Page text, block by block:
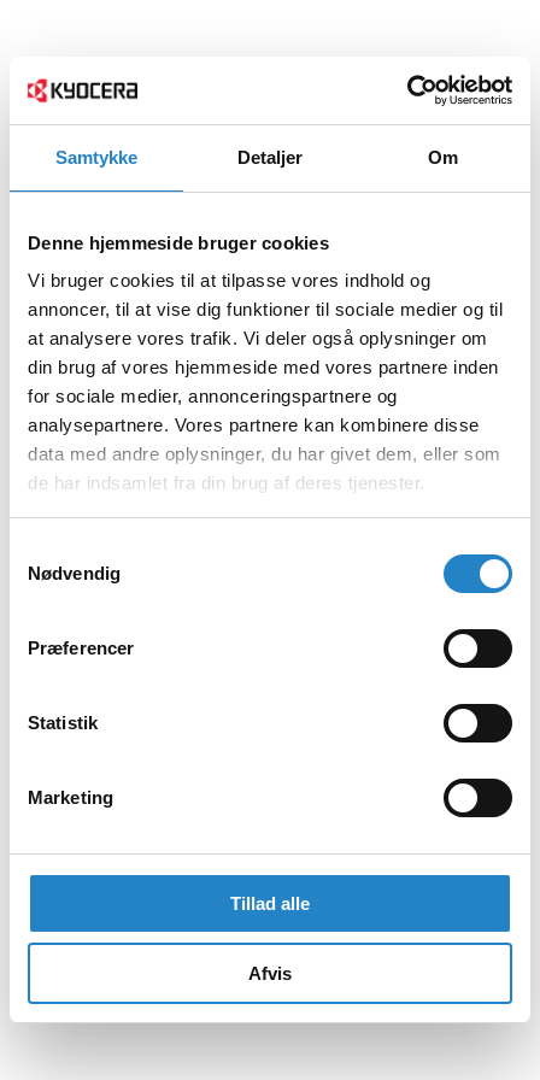
Samtykke Detaljer Om
Denne hjemmeside bruger cookies
Vi bruger cookies til at tilpasse vores indhold og
annoncer, til at vise dig funktioner til sociale medier og til
at analysere vores trafik. Vi deler også oplysninger om
din brug af vores hjemmeside med vores partnere inden
for sociale medier, annonceringspartnere og
analysepartnere. Vores partnere kan kombinere disse
data med andre oplysninger, du har givet dem, eller som
de har indsamlet fra din brug af deres tjenester.
Nødvendig
Præferencer
Statistik
Marketing
Tillad alle
Afvis